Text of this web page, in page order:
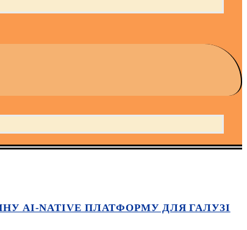
AI-NATIVE ПЛАТФОРМУ ДЛЯ ГАЛУЗІ